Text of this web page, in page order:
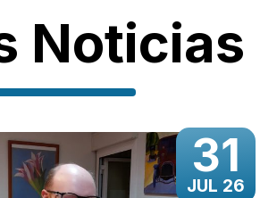
Noticias
31
JUL 26